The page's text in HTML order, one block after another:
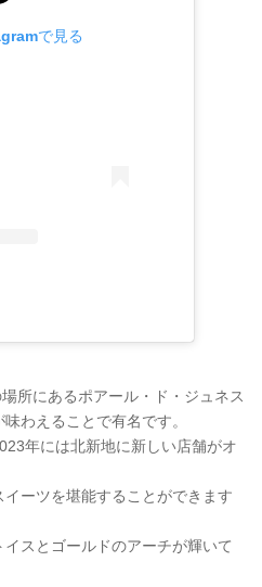
で見る
所にあるポアール・ド・ジュネス
わえることで有名です。
年には北新地に新しい店舗がオ
ーツを堪能することができます
スとゴールドのアーチが輝いて